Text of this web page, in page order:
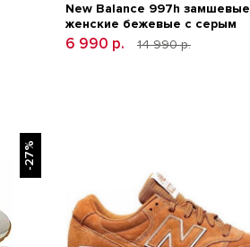
New Balance 997h замшевые
женские бежевые с серым
6 990 р. 14 990 р.
-27%